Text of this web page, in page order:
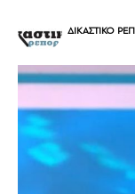
ΔΙΚΑΣΤΙΚΟ